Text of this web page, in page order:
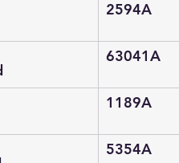
2594A
63041A
1189A
5354A